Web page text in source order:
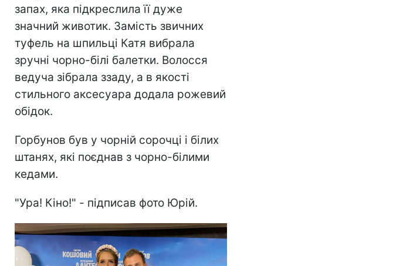
запах, яка підкреслила її дуже
значний животик. Замість звичних
туфель на шпильці Катя вибрала
зручні чорно-білі балетки. Волосся
ведуча зібрала ззаду, а в якості
стильного аксесуара додала рожевий
обідок.
Горбунов був у чорній сорочці і білих
штанях, які поєднав з чорно-білими
кедами.
"Ура! Кіно!" - підписав фото Юрій.